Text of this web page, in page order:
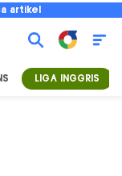
artikel
LIGA INGGRIS